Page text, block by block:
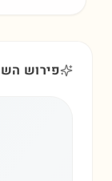
פירוש